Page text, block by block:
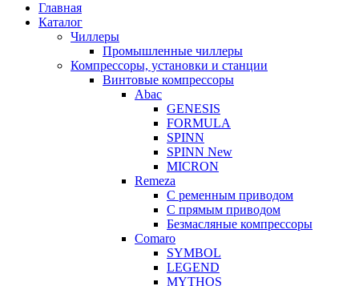
Главная
Каталог
Чиллеры
Промышленные чиллеры
Компрессоры, установки и станции
Винтовые компрессоры
Abac
GENESIS
FORMULA
SPINN
SPINN New
MICRON
Remeza
С ременным приводом
С прямым приводом
Безмасляные компрессоры
Comaro
SYMBOL
LEGEND
MYTHOS